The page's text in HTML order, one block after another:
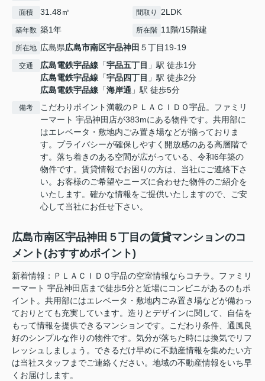
面積 31.48㎡ 間取り 2LDK
築年数 築1年 所在階 11階/15階建
所在地 広島県広島市南区宇品神田 ５丁目19-19
交通 広島電鉄宇品線 「宇品五丁目 」駅 徒歩1分
広島電鉄宇品線 「宇品四丁目 」駅 徒歩2分
広島電鉄宇品線 「海岸通 」駅 徒歩5分
備考
こだわりポイント満載のＰＬＡＣＩＤＯ宇品。ファミリ
ーマート 宇品神田店が383mにある物件です。共用部に
はエレベータ・敷地内ごみ置き場などが揃っておりま
す。プライバシーが確保しやすく開放感のある高層階で
す。落ち着きのある空間が広がっている、令和6年築の
物件です。賃貸情報でお困りの方は、当社にご連絡下さ
い。お客様のご希望やニーズに合わせた物件のご紹介を
いたします。確かな情報をご提供いたしますので、ご安
心して当社にお任せ下さい。
広島市南区宇品神田５丁目の賃貸マンションのコ
メント(おすすめポイント)
新着情報：ＰＬＡＣＩＤＯ宇品の空室情報ならコチラ。ファミリ
ーマート 宇品神田店まで徒歩5分と近場にコンビニがあるのもポ
イント。共用部にはエレベータ・敷地内ごみ置き場などが備わっ
ておりとても充実しています。造りとデザインに関して、自信を
もって情報を提供できるマンションです。こだわり条件、通風良
好のシンプルな作りの物件です。気分が落ちた時には換気でリフ
レッシュしましょう。できるだけ早めに不動産情報を集めたい方
は当社スタッフまでご連絡ください。地域の不動産情報をいち早
くお届けします。